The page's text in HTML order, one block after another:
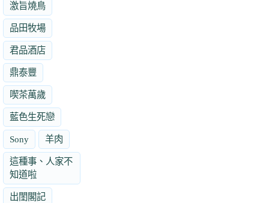
激旨燒鳥
品田牧場
君品酒店
鼎泰豐
喫茶萬歲
藍色生死戀
Sony 羊肉
這種事、人家不
知道啦
出閨閣記